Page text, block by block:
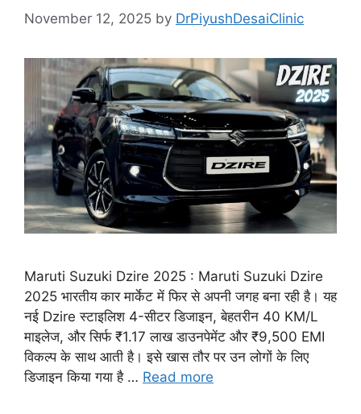
November 12, 2025 by DrPiyushDesaiClinic
Maruti Suzuki Dzire 2025 : Maruti Suzuki Dzire
2025 भारतीय कार मार्केट में फिर से अपनी जगह बना रही है। यह
नई Dzire स्टाइलिश 4-सीटर डिजाइन, बेहतरीन 40 KM/L
माइलेज, और सिर्फ ₹1.17 लाख डाउनपेमेंट और ₹9,500 EMI
विकल्प के साथ आती है। इसे खास तौर पर उन लोगों के लिए
डिजाइन किया गया है … Read more